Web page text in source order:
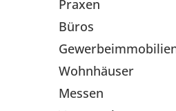
Gewerbeimmobilien
Wohnhäuser
Messen
Veranstaltungen
Vieles andere mehr...